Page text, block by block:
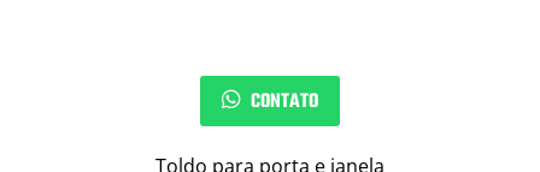
CONTATO
Toldo para porta e janela